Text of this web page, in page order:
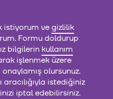
istiyorum vegizlilik
Formu doldurup
bilgilerin kullanım
işlenmek üzere
olursunuz.
istediğiniz
iptal edebilirsiniz.